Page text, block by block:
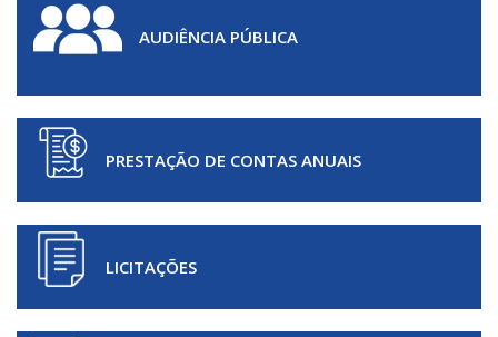
AUDIÊNCIA PÚBLICA
PRESTAÇÃO DE CONTAS ANUAIS
LICITAÇÕES